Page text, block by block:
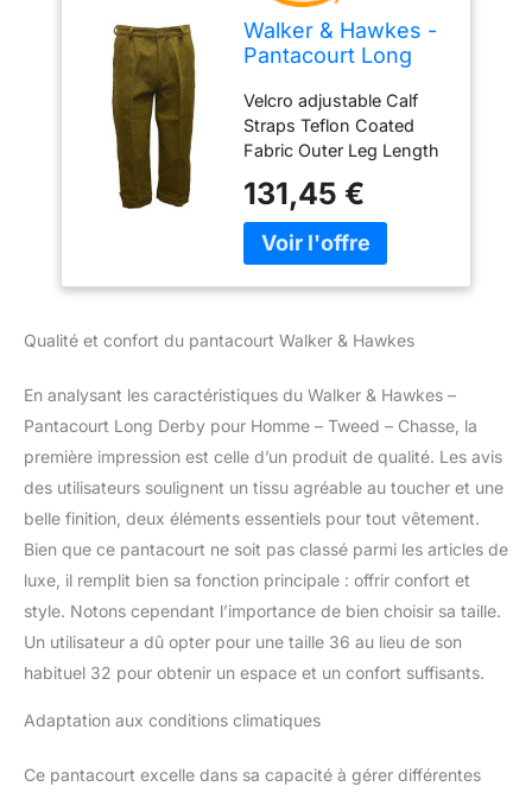
Walker & Hawkes -
Pantacourt Long
- Tweed - Chasse -
Sauge foncé - W36
Velcro adjustable Calf
Straps Teflon Coated
Fabric Outer Leg Length
Loops Inner Leg Length
- 22inchs
131,45 €
Qualité et confort du pantacourt Walker & Hawkes
En analysant les caractéristiques du Walker & Hawkes –
Pantacourt Long Derby pour Homme – Tweed – Chasse, la
première impression est celle d’un produit de qualité. Les avis
des utilisateurs soulignent un tissu agréable au toucher et une
belle finition, deux éléments essentiels pour tout vêtement.
Bien que ce pantacourt ne soit pas classé parmi les articles de
luxe, il remplit bien sa fonction principale : offrir confort et
style. Notons cependant l’importance de bien choisir sa taille.
Un utilisateur a dû opter pour une taille 36 au lieu de son
habituel 32 pour obtenir un espace et un confort suffisants.
Adaptation aux conditions climatiques
Ce pantacourt excelle dans sa capacité à gérer différentes